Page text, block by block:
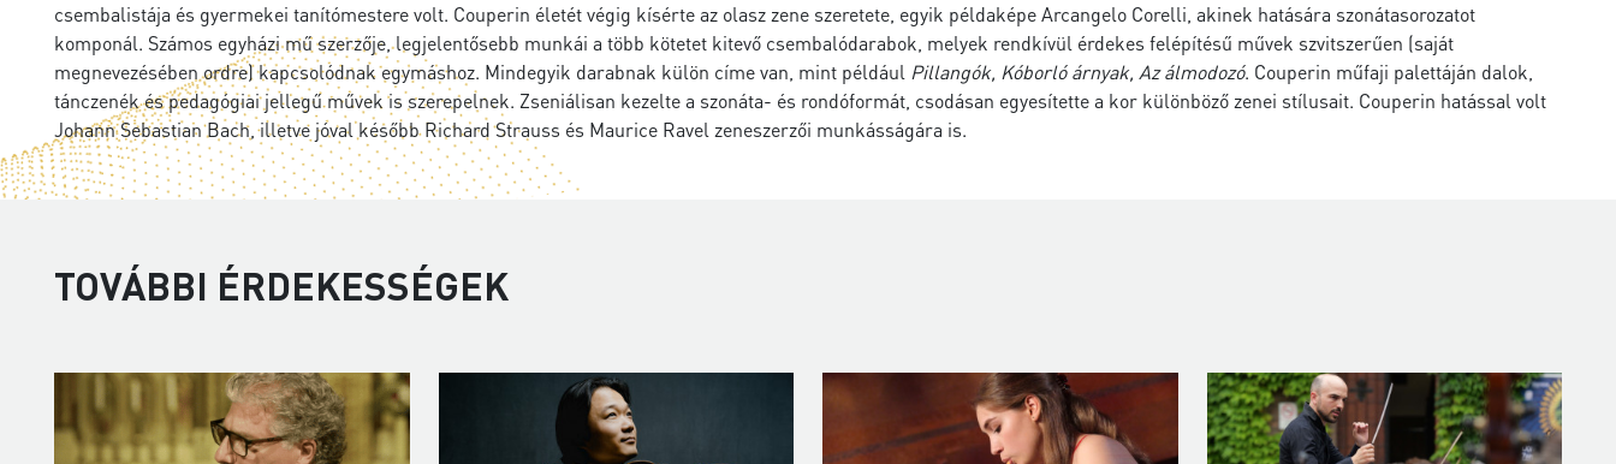
csembalistája és gyermekei tanítómestere volt. Couperin életét végig kísérte az olasz zene szeretete, egyik példaképe Arcangelo Corelli, akinek hatására szonátasorozatot
komponál. Számos egyházi mű szerzője, legjelentősebb munkái a több kötetet kitevő csembalódarabok, melyek rendkívül érdekes felépítésű művek szvitszerűen (saját
megnevezésében ordre) kapcsolódnak egymáshoz. Mindegyik darabnak külön címe van, mint például Pillangók, Kóborló árnyak, Az álmodozó. Couperin műfaji palettáján dalok,
tánczenék és pedagógiai jellegű művek is szerepelnek. Zseniálisan kezelte a szonáta- és rondóformát, csodásan egyesítette a kor különböző zenei stílusait. Couperin hatással volt
Johann Sebastian Bach, illetve jóval később Richard Strauss és Maurice Ravel zeneszerzői munkásságára is.
TOVÁBBI ÉRDEKESSÉGEK